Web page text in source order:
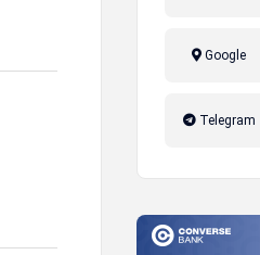
Google
Telegram